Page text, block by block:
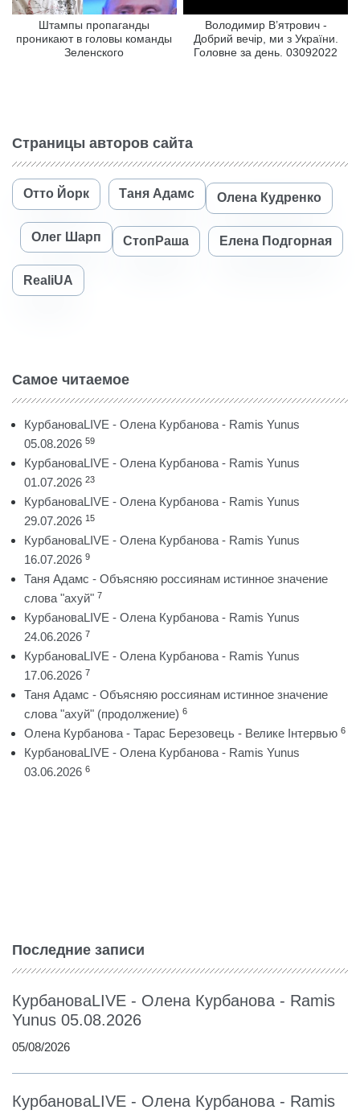
Штампы пропаганды
проникают в головы команды
Зеленского
Володимир В’ятрович -
Добрий вечір, ми з України.
Головне за день. 03092022
Страницы авторов сайта
Отто Йорк Таня Адамс Олена Кудренко
Олег Шарп СтопРаша Елена Подгорная
RealiUA
Самое читаемое
КурбановаLIVE - Олена Курбанова - Ramis Yunus
05.08.2026 59
КурбановаLIVE - Олена Курбанова - Ramis Yunus
01.07.2026 23
КурбановаLIVE - Олена Курбанова - Ramis Yunus
29.07.2026 15
КурбановаLIVE - Олена Курбанова - Ramis Yunus
16.07.2026 9
Таня Адамс - Объясняю россиянам истинное значение
слова "ахуй" 7
КурбановаLIVE - Олена Курбанова - Ramis Yunus
24.06.2026 7
КурбановаLIVE - Олена Курбанова - Ramis Yunus
17.06.2026 7
Таня Адамс - Объясняю россиянам истинное значение
слова "ахуй" (продолжение) 6
Олена Курбанова - Тарас Березовець - Велике Інтервью 6
КурбановаLIVE - Олена Курбанова - Ramis Yunus
03.06.2026 6
Последние записи
КурбановаLIVE - Олена Курбанова - Ramis
Yunus 05.08.2026
05/08/2026
КурбановаLIVE - Олена Курбанова - Ramis